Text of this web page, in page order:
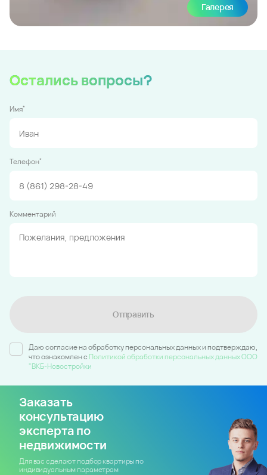
Галерея
Остались вопросы?
Имя*
Телефон*
Комментарий
Отправить
Даю согласие на обработку персональных данных и подтверждаю,
что ознакомлен c Политикой обработки персональных данных ООО
"ВКБ-Новостройки
Заказать
консультацию
эксперта по
недвижимости
Для вас сделают подбор квартиры по
индивидуальным параметрам